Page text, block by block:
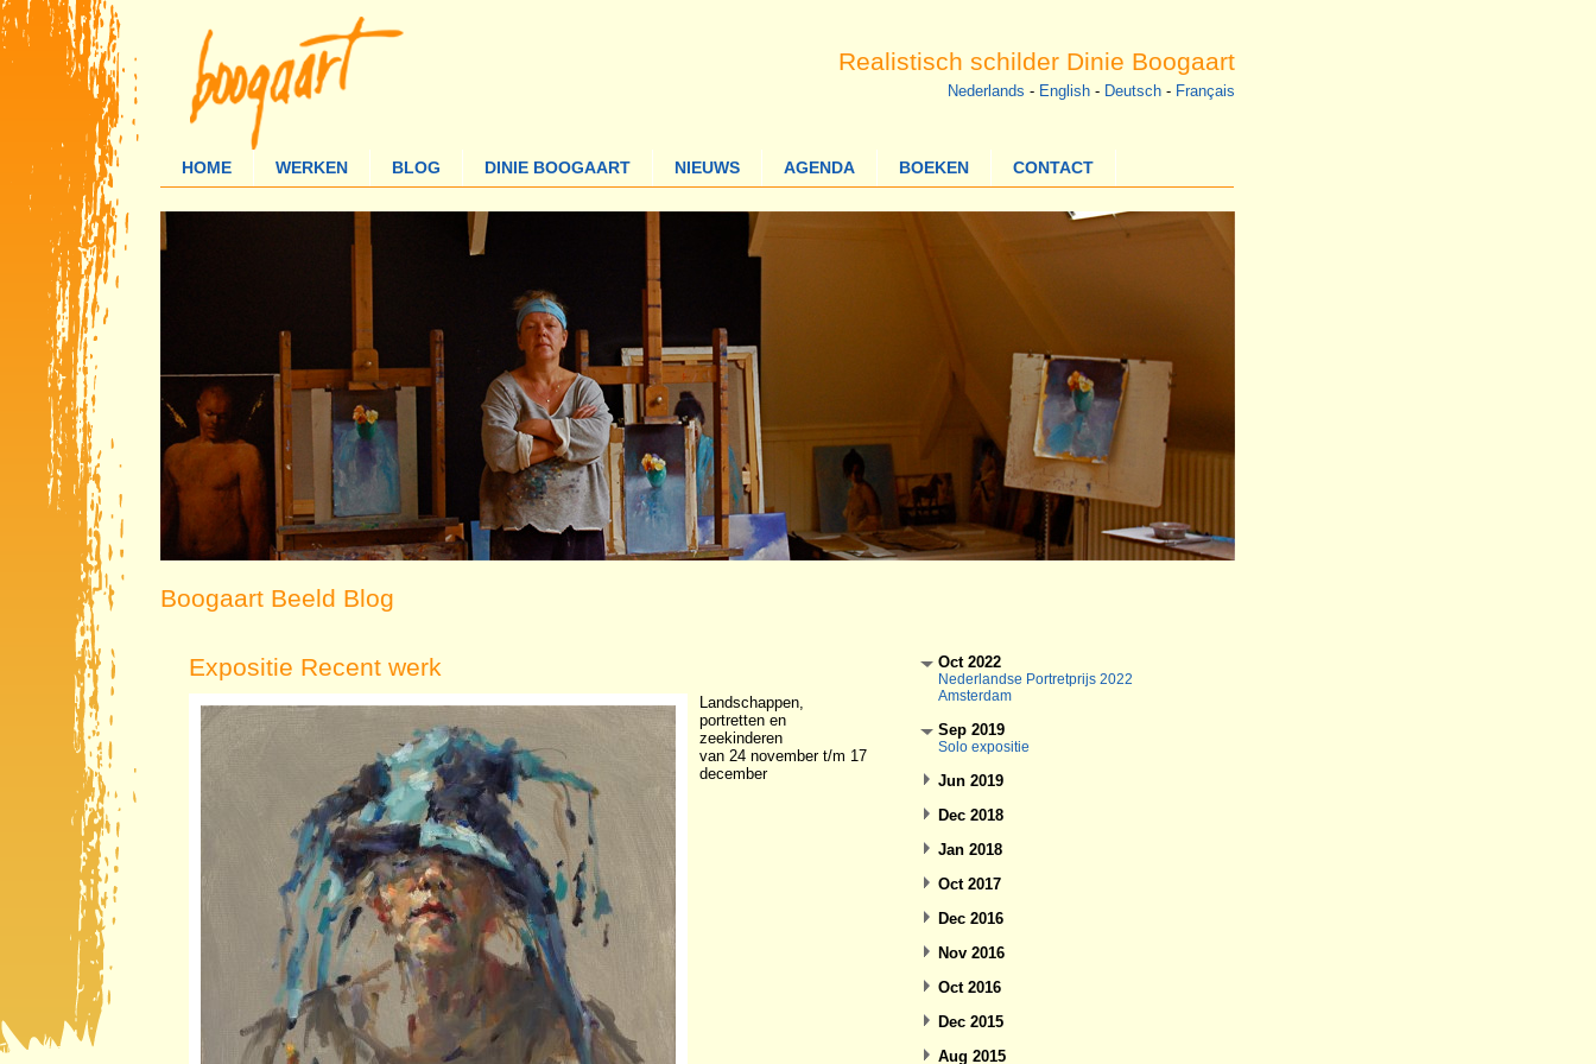
Realistisch schilder Dinie Boogaart
Nederlands - English - Deutsch - Français
HOME WERKEN BLOG DINIE BOOGAART NIEUWS AGENDA BOEKEN CONTACT
Boogaart Beeld Blog
Expositie Recent werk
Landschappen,
portretten en
zeekinderen
van 24 november t/m 17
december
Oct 2022
Nederlandse Portretprijs 2022
Amsterdam
Sep 2019
Solo expositie
Jun 2019
Dec 2018
Jan 2018
Oct 2017
Dec 2016
Nov 2016
Oct 2016
Dec 2015
Aug 2015